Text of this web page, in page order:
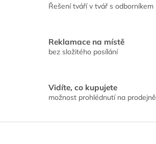
Řešení tváří v tvář s odborníkem
Reklamace na místě
bez složitého posílání
Vidíte, co kupujete
možnost prohlédnutí na prodejně
Z